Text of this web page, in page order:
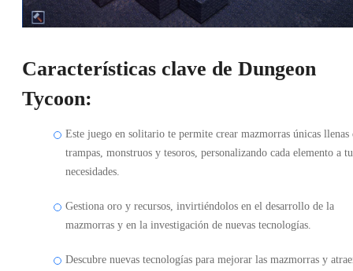
Características clave de Dungeon
Tycoon:
Este juego en solitario te permite crear mazmorras únicas llenas
trampas, monstruos y tesoros, personalizando cada elemento a
necesidades.
Gestiona oro y recursos, invirtiéndolos en el desarrollo de la
mazmorras y en la investigación de nuevas tecnologías.
Descubre nuevas tecnologías para mejorar las mazmorras y